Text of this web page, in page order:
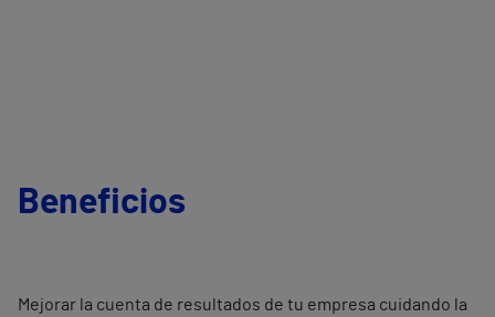
Beneficios
Mejorar la cuenta de resultados de tu empresa cuidando la